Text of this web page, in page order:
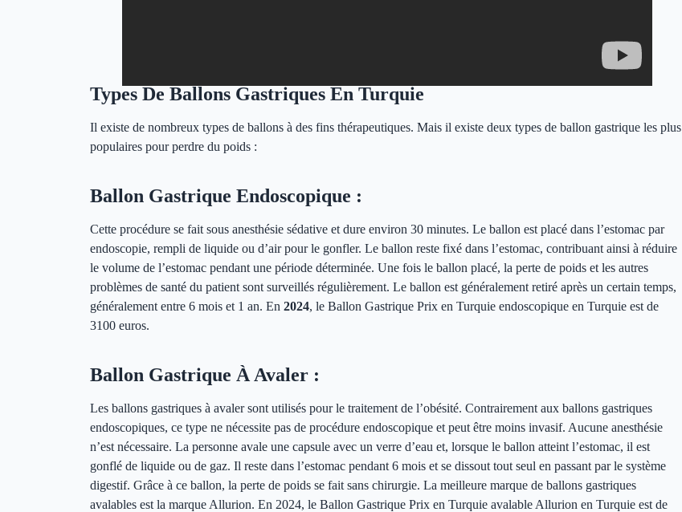
Types De Ballons Gastriques En Turquie
Il existe de nombreux types de ballons à des fins thérapeutiques. Mais il existe deux types de ballon gastrique les plus
populaires pour perdre du poids :
Ballon Gastrique Endoscopique :
Cette procédure se fait sous anesthésie sédative et dure environ 30 minutes. Le ballon est placé dans l’estomac par
endoscopie, rempli de liquide ou d’air pour le gonfler. Le ballon reste fixé dans l’estomac, contribuant ainsi à réduire
le volume de l’estomac pendant une période déterminée. Une fois le ballon placé, la perte de poids et les autres
problèmes de santé du patient sont surveillés régulièrement. Le ballon est généralement retiré après un certain temps,
généralement entre 6 mois et 1 an. En 2024, le Ballon Gastrique Prix en Turquie endoscopique en Turquie est de
3100 euros.
Ballon Gastrique À Avaler :
Les ballons gastriques à avaler sont utilisés pour le traitement de l’obésité. Contrairement aux ballons gastriques
endoscopiques, ce type ne nécessite pas de procédure endoscopique et peut être moins invasif. Aucune anesthésie
n’est nécessaire. La personne avale une capsule avec un verre d’eau et, lorsque le ballon atteint l’estomac, il est
gonflé de liquide ou de gaz. Il reste dans l’estomac pendant 6 mois et se dissout tout seul en passant par le système
digestif. Grâce à ce ballon, la perte de poids se fait sans chirurgie. La meilleure marque de ballons gastriques
avalables est la marque Allurion. En 2024, le Ballon Gastrique Prix en Turquie avalable Allurion en Turquie est de